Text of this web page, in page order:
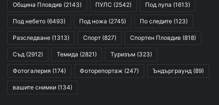
Община Пловдив (2143) ПУЛС (2542) Под лупа (1613)
Под небето (6493) Под ножа (2745) По следите (123)
Разследване (1313) Спорт (827) Спортен Пловдив (818)
Съд (2912) Темида (2821) Туризъм (323)
Фотогалерия (174) Фоторепортаж (247) Ъндърграунд (89)
вашите снимки (134)